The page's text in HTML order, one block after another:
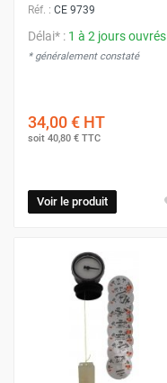
Réf. : CE 9739
Délai* : 1 à 2 jours ouvrés
* généralement constaté
34,00 € HT
soit 40,80 € TTC
Voir le produit